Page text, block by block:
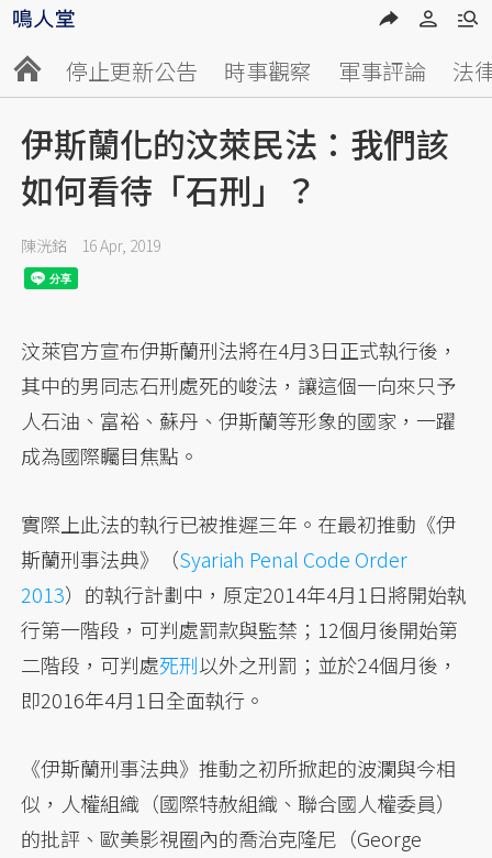
停止更新公告 時事觀察 軍事評論 法
伊斯蘭化的汶萊民法：我們該
如何看待「石刑」？
陳洸銘 16 Apr, 2019
汶萊官方宣布伊斯蘭刑法將在4月3日正式執行後，
其中的男同志石刑處死的峻法，讓這個一向來只予
人石油、富裕、蘇丹、伊斯蘭等形象的國家，一躍
成為國際矚目焦點。
實際上此法的執行已被推遲三年。在最初推動《伊
斯蘭刑事法典》（Syariah Penal Code Order
2013）的執行計劃中，原定2014年4月1日將開始執
行第一階段，可判處罰款與監禁；12個月後開始第
二階段，可判處死刑以外之刑罰；並於24個月後，
即2016年4月1日全面執行。
《伊斯蘭刑事法典》推動之初所掀起的波瀾與今相
似，人權組織（國際特赦組織、聯合國人權委員）
的批評、歐美影視圈內的喬治克隆尼（George